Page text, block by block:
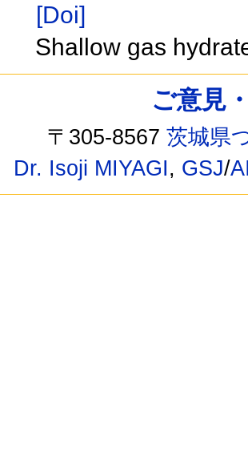
[Doi]
Shallow gas
ご意見
〒305-8567茨城県
Dr. Isoji MIYAGI, GSJ/